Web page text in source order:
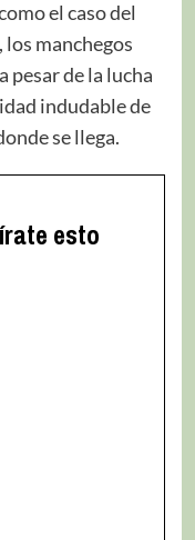
el caso del
manchegos
pesar de la lucha
indudable de
se llega.
esto